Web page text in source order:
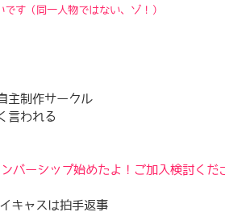
す（同一人物ではない、ゾ！）​
制作サークル
言われる
バーシップ始めたよ！ご加入検討く
ャスは拍手返事